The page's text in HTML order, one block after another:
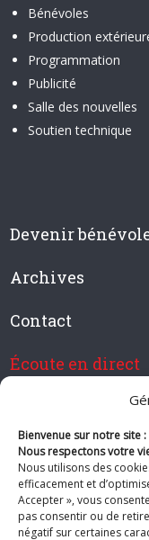
Bienvenue sur notre site
Nous respectons votre
Nous utilisons des
efficacement et
Accepter », vous
pas consentir ou de
négatif sur certaines
Bénévoles
Production
Programmation
Publicité
Salle des nouvelles
Soutien technique
Devenir
Archives
Contact
Écoute en direct
Devenir membre